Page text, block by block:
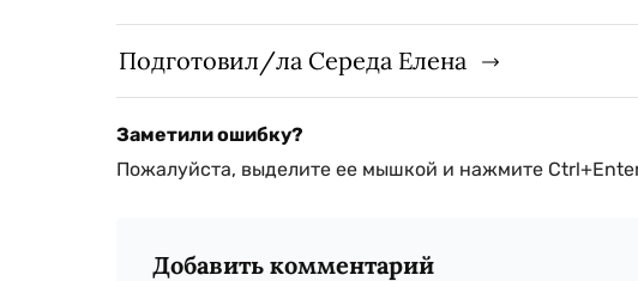
Подготовил/ла Середа Елена
Заметили ошибку?
Пожалуйста, выделите ее мышкой и нажмите
Добавить комментарий